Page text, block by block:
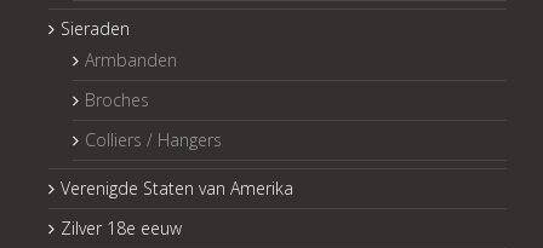
Sieraden
Armbanden
Broches
Colliers / Hangers
Verenigde Staten van Amerika
Zilver 18e eeuw